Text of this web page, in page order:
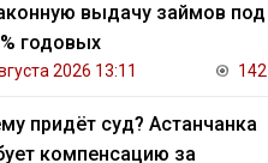
выдачу займов под
годовых
2026 13:11 142
придёт суд? Астанчанка
компенсацию за